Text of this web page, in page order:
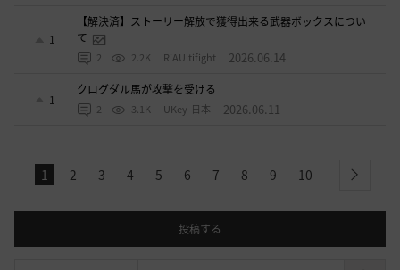
1
【解決済】ストーリー解放で獲得出来る武器ボックスについ
て
2 2.2K RiAUltifight 2026.06.14
1
クログダル馬が攻撃を受ける
2 3.1K UKey-日本 2026.06.11
1 2 3 4 5 6 7 8 9 10 next
投稿する